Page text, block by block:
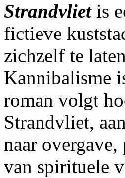
Strandvlietis
fictieve
zichzelf te
Kannibalisme
roman volgt
Strandvliet,
naar
van spirituele